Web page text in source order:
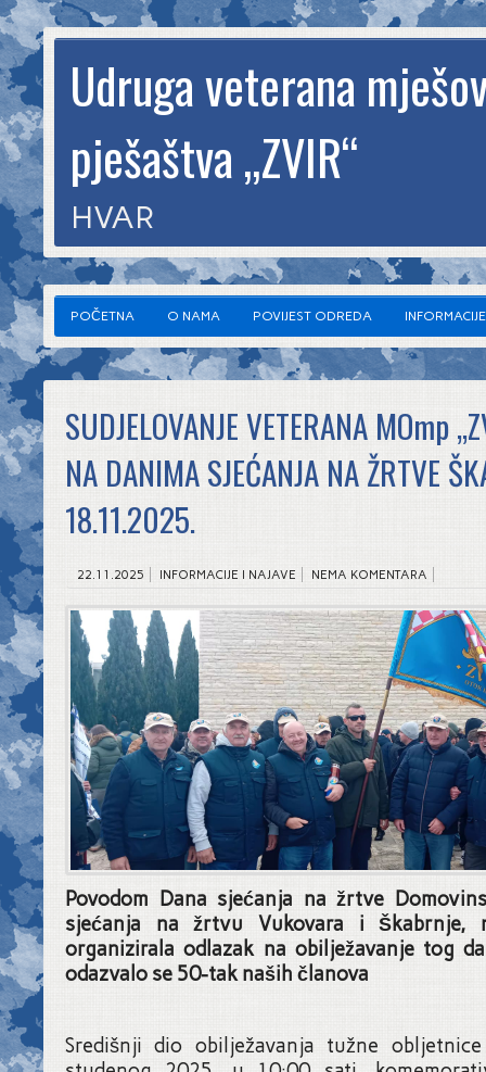
Udruga veterana
pješaštva „ZVIR“
HVAR
POČETNA O NAMA POVIJEST ODREDA
SUDJELOVANJE VETERANA MOmp
NA DANIMA SJEĆANJA NA ŽRTVE
18.11.2025.
22.11.2025 INFORMACIJE I NAJAVE NEMA KOMENTARA
Povodom Dana sjećanja na žrtve
sjećanja na žrtvu Vukovara i Škabrnje,
organizirala odlazak na obilježavanje tog
odazvalo se 50-tak naših članova
Središnji dio obilježavanja tužne